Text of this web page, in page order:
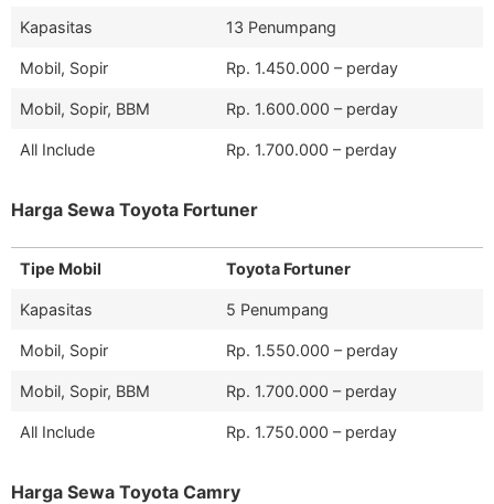
Kapasitas 13 Penumpang
Mobil, Sopir Rp. 1.450.000 – perday
Mobil, Sopir, BBM Rp. 1.600.000 – perday
All Include Rp. 1.700.000 – perday
Harga Sewa Toyota Fortuner
Tipe Mobil Toyota Fortuner
Kapasitas 5 Penumpang
Mobil, Sopir Rp. 1.550.000 – perday
Mobil, Sopir, BBM Rp. 1.700.000 – perday
All Include Rp. 1.750.000 – perday
Harga Sewa Toyota Camry